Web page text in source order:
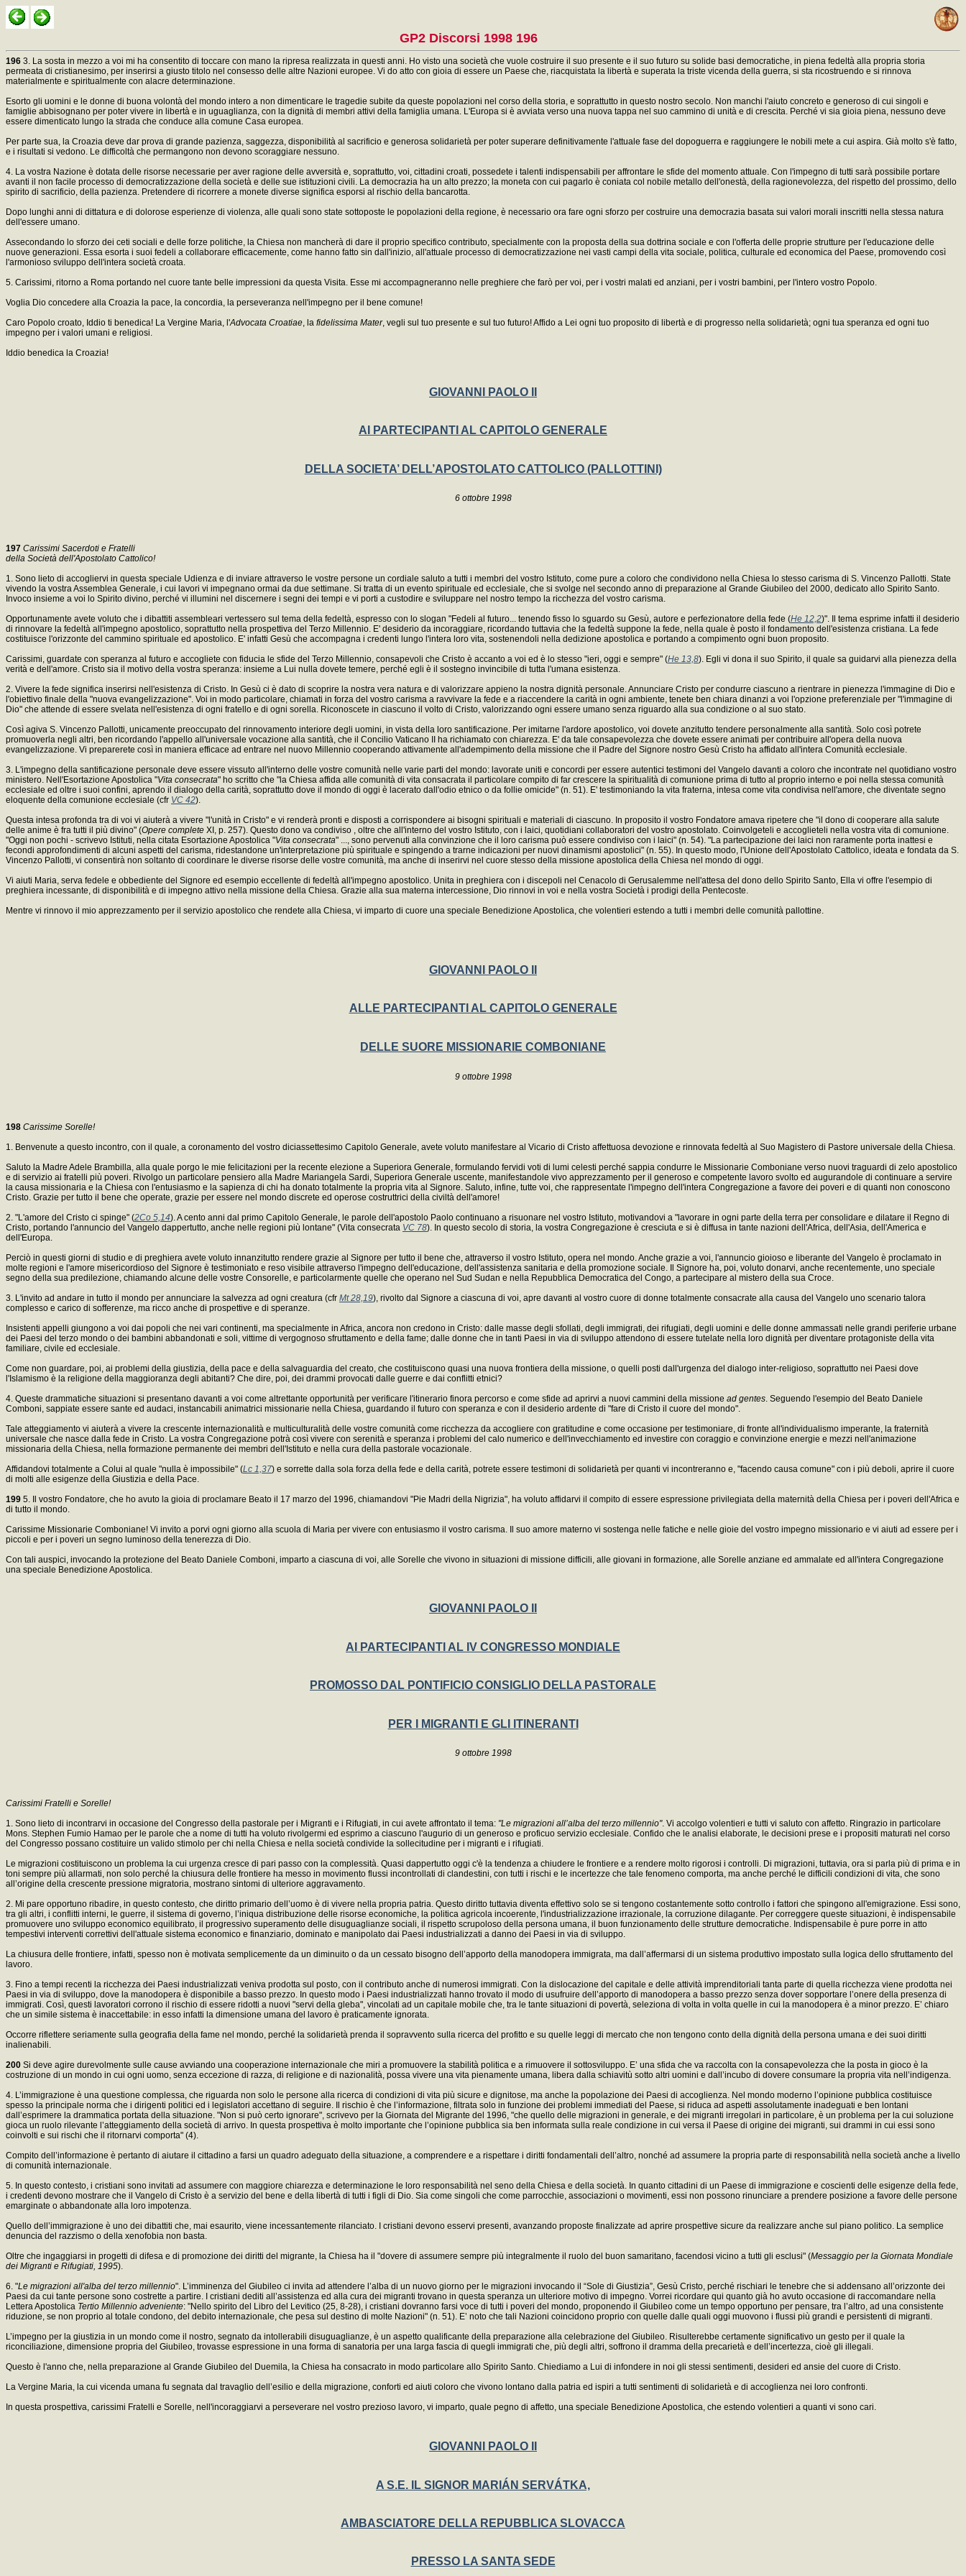
GP2 Discorsi 1998 196
196 3. La sosta in mezzo a voi mi ha consentito di toccare con mano la ripresa realizzata in questi anni. Ho visto una società che vuole costruire il suo presente e il suo futuro su solide basi democratiche, in piena fedeltà alla propria storia
permeata di cristianesimo, per inserirsi a giusto titolo nel consesso delle altre Nazioni europee. Vi do atto con gioia di essere un Paese che, riacquistata la libertà e superata la triste vicenda della guerra, si sta ricostruendo e si rinnova
materialmente e spiritualmente con alacre determinazione.
Esorto gli uomini e le donne di buona volontà del mondo intero a non dimenticare le tragedie subite da queste popolazioni nel corso della storia, e soprattutto in questo nostro secolo. Non manchi l'aiuto concreto e generoso di cui singoli e
famiglie abbisognano per poter vivere in libertà e in uguaglianza, con la dignità di membri attivi della famiglia umana. L'Europa si è avviata verso una nuova tappa nel suo cammino di unità e di crescita. Perché vi sia gioia piena, nessuno deve
essere dimenticato lungo la strada che conduce alla comune Casa europea.
Per parte sua, la Croazia deve dar prova di grande pazienza, saggezza, disponibilità al sacrificio e generosa solidarietà per poter superare definitivamente l'attuale fase del dopoguerra e raggiungere le nobili mete a cui aspira. Già molto s'è fatto,
e i risultati si vedono. Le difficoltà che permangono non devono scoraggiare nessuno.
4. La vostra Nazione è dotata delle risorse necessarie per aver ragione delle avversità e, soprattutto, voi, cittadini croati, possedete i talenti indispensabili per affrontare le sfide del momento attuale. Con l'impegno di tutti sarà possibile portare
avanti il non facile processo di democratizzazione della società e delle sue istituzioni civili. La democrazia ha un alto prezzo; la moneta con cui pagarlo è coniata col nobile metallo dell'onestà, della ragionevolezza, del rispetto del prossimo, dello
spirito di sacrificio, della pazienza. Pretendere di ricorrere a monete diverse significa esporsi al rischio della bancarotta.
Dopo lunghi anni di dittatura e di dolorose esperienze di violenza, alle quali sono state sottoposte le popolazioni della regione, è necessario ora fare ogni sforzo per costruire una democrazia basata sui valori morali inscritti nella stessa natura
dell'essere umano.
Assecondando lo sforzo dei ceti sociali e delle forze politiche, la Chiesa non mancherà di dare il proprio specifico contributo, specialmente con la proposta della sua dottrina sociale e con l'offerta delle proprie strutture per l'educazione delle
nuove generazioni. Essa esorta i suoi fedeli a collaborare efficacemente, come hanno fatto sin dall'inizio, all'attuale processo di democratizzazione nei vasti campi della vita sociale, politica, culturale ed economica del Paese, promovendo così
l'armonioso sviluppo dell'intera società croata.
5. Carissimi, ritorno a Roma portando nel cuore tante belle impressioni da questa Visita. Esse mi accompagneranno nelle preghiere che farò per voi, per i vostri malati ed anziani, per i vostri bambini, per l'intero vostro Popolo.
Voglia Dio concedere alla Croazia la pace, la concordia, la perseveranza nell'impegno per il bene comune!
Caro Popolo croato, Iddio ti benedica! La Vergine Maria, l'Advocata Croatiae, la fidelissima Mater, vegli sul tuo presente e sul tuo futuro! Affido a Lei ogni tuo proposito di libertà e di progresso nella solidarietà; ogni tua speranza ed ogni tuo
impegno per i valori umani e religiosi.
Iddio benedica la Croazia!
GIOVANNI PAOLO II
AI PARTECIPANTI AL CAPITOLO GENERALE
DELLA SOCIETA’ DELL’APOSTOLATO CATTOLICO (PALLOTTINI)
6 ottobre 1998
197 Carissimi Sacerdoti e Fratelli
della Società dell'Apostolato Cattolico!
1. Sono lieto di accogliervi in questa speciale Udienza e di inviare attraverso le vostre persone un cordiale saluto a tutti i membri del vostro Istituto, come pure a coloro che condividono nella Chiesa lo stesso carisma di S. Vincenzo Pallotti. State
vivendo la vostra Assemblea Generale, i cui lavori vi impegnano ormai da due settimane. Si tratta di un evento spirituale ed ecclesiale, che si svolge nel secondo anno di preparazione al Grande Giubileo del 2000, dedicato allo Spirito Santo.
Invoco insieme a voi lo Spirito divino, perché vi illumini nel discernere i segni dei tempi e vi porti a custodire e sviluppare nel nostro tempo la ricchezza del vostro carisma.
Opportunamente avete voluto che i dibattiti assembleari vertessero sul tema della fedeltà, espresso con lo slogan "Fedeli al futuro... tenendo fisso lo sguardo su Gesù, autore e perfezionatore della fede (He 12,2)". Il tema esprime infatti il desiderio
di rinnovare la fedeltà all'impegno apostolico, soprattutto nella prospettiva del Terzo Millennio. E' desiderio da incoraggiare, ricordando tuttavia che la fedeltà suppone la fede, nella quale è posto il fondamento dell'esistenza cristiana. La fede
costituisce l'orizzonte del cammino spirituale ed apostolico. E' infatti Gesù che accompagna i credenti lungo l'intera loro vita, sostenendoli nella dedizione apostolica e portando a compimento ogni buon proposito.
Carissimi, guardate con speranza al futuro e accogliete con fiducia le sfide del Terzo Millennio, consapevoli che Cristo è accanto a voi ed è lo stesso "ieri, oggi e sempre" (He 13,8). Egli vi dona il suo Spirito, il quale sa guidarvi alla pienezza della
verità e dell'amore. Cristo sia il motivo della vostra speranza: insieme a Lui nulla dovete temere, perché egli è il sostegno invincibile di tutta l'umana esistenza.
2. Vivere la fede significa inserirsi nell'esistenza di Cristo. In Gesù ci è dato di scoprire la nostra vera natura e di valorizzare appieno la nostra dignità personale. Annunciare Cristo per condurre ciascuno a rientrare in pienezza l'immagine di Dio e
l'obiettivo finale della "nuova evangelizzazione". Voi in modo particolare, chiamati in forza del vostro carisma a ravvivare la fede e a riaccendere la carità in ogni ambiente, tenete ben chiara dinanzi a voi l'opzione preferenziale per "l'immagine di
Dio" che attende di essere svelata nell'esistenza di ogni fratello e di ogni sorella. Riconoscete in ciascuno il volto di Cristo, valorizzando ogni essere umano senza riguardo alla sua condizione o al suo stato.
Così agiva S. Vincenzo Pallotti, unicamente preoccupato del rinnovamento interiore degli uomini, in vista della loro santificazione. Per imitarne l'ardore apostolico, voi dovete anzitutto tendere personalmente alla santità. Solo così potrete
promuoverla negli altri, ben ricordando l'appello all'universale vocazione alla santità, che il Concilio Vaticano II ha richiamato con chiarezza. E' da tale consapevolezza che dovete essere animati per contribuire all'opera della nuova
evangelizzazione. Vi preparerete così in maniera efficace ad entrare nel nuovo Millennio cooperando attivamente all'adempimento della missione che il Padre del Signore nostro Gesù Cristo ha affidato all'intera Comunità ecclesiale.
3. L'impegno della santificazione personale deve essere vissuto all'interno delle vostre comunità nelle varie parti del mondo: lavorate uniti e concordi per essere autentici testimoni del Vangelo davanti a coloro che incontrate nel quotidiano vostro
ministero. Nell'Esortazione Apostolica "Vita consecrata" ho scritto che "la Chiesa affida alle comunità di vita consacrata il particolare compito di far crescere la spiritualità di comunione prima di tutto al proprio interno e poi nella stessa comunità
ecclesiale ed oltre i suoi confini, aprendo il dialogo della carità, soprattutto dove il mondo di oggi è lacerato dall'odio etnico o da follie omicide" (n. 51). E' testimoniando la vita fraterna, intesa come vita condivisa nell'amore, che diventate segno
eloquente della comunione ecclesiale (cfr VC 42).
Questa intesa profonda tra di voi vi aiuterà a vivere "l'unità in Cristo" e vi renderà pronti e disposti a corrispondere ai bisogni spirituali e materiali di ciascuno. In proposito il vostro Fondatore amava ripetere che "il dono di cooperare alla salute
delle anime è fra tutti il più divino" (Opere complete XI, p. 257). Questo dono va condiviso , oltre che all'interno del vostro Istituto, con i laici, quotidiani collaboratori del vostro apostolato. Coinvolgeteli e accoglieteli nella vostra vita di comunione.
"Oggi non pochi - scrivevo Istituti, nella citata Esortazione Apostolica "Vita consecrata" ..., sono pervenuti alla convinzione che il loro carisma può essere condiviso con i laici" (n. 54). "La partecipazione dei laici non raramente porta inattesi e
fecondi approfondimenti di alcuni aspetti del carisma, ridestandone un'interpretazione più spirituale e spingendo a trarne indicazioni per nuovi dinamismi apostolici" (n. 55). In questo modo, l'Unione dell'Apostolato Cattolico, ideata e fondata da S.
Vincenzo Pallotti, vi consentirà non soltanto di coordinare le diverse risorse delle vostre comunità, ma anche di inserirvi nel cuore stesso della missione apostolica della Chiesa nel mondo di oggi.
Vi aiuti Maria, serva fedele e obbediente del Signore ed esempio eccellente di fedeltà all'impegno apostolico. Unita in preghiera con i discepoli nel Cenacolo di Gerusalemme nell'attesa del dono dello Spirito Santo, Ella vi offre l'esempio di
preghiera incessante, di disponibilità e di impegno attivo nella missione della Chiesa. Grazie alla sua materna intercessione, Dio rinnovi in voi e nella vostra Società i prodigi della Pentecoste.
Mentre vi rinnovo il mio apprezzamento per il servizio apostolico che rendete alla Chiesa, vi imparto di cuore una speciale Benedizione Apostolica, che volentieri estendo a tutti i membri delle comunità pallottine.
GIOVANNI PAOLO II
ALLE PARTECIPANTI AL CAPITOLO GENERALE
DELLE SUORE MISSIONARIE COMBONIANE
9 ottobre 1998
198 Carissime Sorelle!
1. Benvenute a questo incontro, con il quale, a coronamento del vostro diciassettesimo Capitolo Generale, avete voluto manifestare al Vicario di Cristo affettuosa devozione e rinnovata fedeltà al Suo Magistero di Pastore universale della Chiesa.
Saluto la Madre Adele Brambilla, alla quale porgo le mie felicitazioni per la recente elezione a Superiora Generale, formulando fervidi voti di lumi celesti perché sappia condurre le Missionarie Comboniane verso nuovi traguardi di zelo apostolico
e di servizio ai fratelli più poveri. Rivolgo un particolare pensiero alla Madre Mariangela Sardi, Superiora Generale uscente, manifestandole vivo apprezzamento per il generoso e competente lavoro svolto ed augurandole di continuare a servire
la causa missionaria e la Chiesa con l'entusiasmo e la sapienza di chi ha donato totalmente la propria vita al Signore. Saluto, infine, tutte voi, che rappresentate l'impegno dell'intera Congregazione a favore dei poveri e di quanti non conoscono
Cristo. Grazie per tutto il bene che operate, grazie per essere nel mondo discrete ed operose costruttrici della civiltà dell'amore!
2. "L'amore del Cristo ci spinge" (2Co 5,14). A cento anni dal primo Capitolo Generale, le parole dell'apostolo Paolo continuano a risuonare nel vostro Istituto, motivandovi a "lavorare in ogni parte della terra per consolidare e dilatare il Regno di
Cristo, portando l'annuncio del Vangelo dappertutto, anche nelle regioni più lontane" (Vita consecrata VC 78). In questo secolo di storia, la vostra Congregazione è cresciuta e si è diffusa in tante nazioni dell'Africa, dell'Asia, dell'America e
dell'Europa.
Perciò in questi giorni di studio e di preghiera avete voluto innanzitutto rendere grazie al Signore per tutto il bene che, attraverso il vostro Istituto, opera nel mondo. Anche grazie a voi, l'annuncio gioioso e liberante del Vangelo è proclamato in
molte regioni e l'amore misericordioso del Signore è testimoniato e reso visibile attraverso l'impegno dell'educazione, dell'assistenza sanitaria e della promozione sociale. Il Signore ha, poi, voluto donarvi, anche recentemente, uno speciale
segno della sua predilezione, chiamando alcune delle vostre Consorelle, e particolarmente quelle che operano nel Sud Sudan e nella Repubblica Democratica del Congo, a partecipare al mistero della sua Croce.
3. L'invito ad andare in tutto il mondo per annunciare la salvezza ad ogni creatura (cfr Mt 28,19), rivolto dal Signore a ciascuna di voi, apre davanti al vostro cuore di donne totalmente consacrate alla causa del Vangelo uno scenario talora
complesso e carico di sofferenze, ma ricco anche di prospettive e di speranze.
Insistenti appelli giungono a voi dai popoli che nei vari continenti, ma specialmente in Africa, ancora non credono in Cristo: dalle masse degli sfollati, degli immigrati, dei rifugiati, degli uomini e delle donne ammassati nelle grandi periferie urbane
dei Paesi del terzo mondo o dei bambini abbandonati e soli, vittime di vergognoso sfruttamento e della fame; dalle donne che in tanti Paesi in via di sviluppo attendono di essere tutelate nella loro dignità per diventare protagoniste della vita
familiare, civile ed ecclesiale.
Come non guardare, poi, ai problemi della giustizia, della pace e della salvaguardia del creato, che costituiscono quasi una nuova frontiera della missione, o quelli posti dall'urgenza del dialogo inter-religioso, soprattutto nei Paesi dove
l'Islamismo è la religione della maggioranza degli abitanti? Che dire, poi, dei drammi provocati dalle guerre e dai conflitti etnici?
4. Queste drammatiche situazioni si presentano davanti a voi come altrettante opportunità per verificare l'itinerario finora percorso e come sfide ad aprirvi a nuovi cammini della missione ad gentes . Seguendo l'esempio del Beato Daniele
Comboni, sappiate essere sante ed audaci, instancabili animatrici missionarie nella Chiesa, guardando il futuro con speranza e con il desiderio ardente di "fare di Cristo il cuore del mondo".
Tale atteggiamento vi aiuterà a vivere la crescente internazionalità e multiculturalità delle vostre comunità come ricchezza da accogliere con gratitudine e come occasione per testimoniare, di fronte all'individualismo imperante, la fraternità
universale che nasce dalla fede in Cristo. La vostra Congregazione potrà così vivere con serenità e speranza i problemi del calo numerico e dell'invecchiamento ed investire con coraggio e convinzione energie e mezzi nell'animazione
missionaria della Chiesa, nella formazione permanente dei membri dell'Istituto e nella cura della pastorale vocazionale.
Affidandovi totalmente a Colui al quale "nulla è impossibile" (Lc 1,37) e sorrette dalla sola forza della fede e della carità, potrete essere testimoni di solidarietà per quanti vi incontreranno e, "facendo causa comune" con i più deboli, aprire il cuore
di molti alle esigenze della Giustizia e della Pace.
199 5. Il vostro Fondatore, che ho avuto la gioia di proclamare Beato il 17 marzo del 1996, chiamandovi "Pie Madri della Nigrizia", ha voluto affidarvi il compito di essere espressione privilegiata della maternità della Chiesa per i poveri dell'Africa e
di tutto il mondo.
Carissime Missionarie Comboniane! Vi invito a porvi ogni giorno alla scuola di Maria per vivere con entusiasmo il vostro carisma. Il suo amore materno vi sostenga nelle fatiche e nelle gioie del vostro impegno missionario e vi aiuti ad essere per i
piccoli e per i poveri un segno luminoso della tenerezza di Dio.
Con tali auspici, invocando la protezione del Beato Daniele Comboni, imparto a ciascuna di voi, alle Sorelle che vivono in situazioni di missione difficili, alle giovani in formazione, alle Sorelle anziane ed ammalate ed all'intera Congregazione
una speciale Benedizione Apostolica.
GIOVANNI PAOLO II
AI PARTECIPANTI AL IV CONGRESSO MONDIALE
PROMOSSO DAL PONTIFICIO CONSIGLIO DELLA PASTORALE
PER I MIGRANTI E GLI ITINERANTI
9 ottobre 1998
Carissimi Fratelli e Sorelle!
1. Sono lieto di incontrarvi in occasione del Congresso della pastorale per i Migranti e i Rifugiati, in cui avete affrontato il tema: "Le migrazioni all’alba del terzo millennio". Vi accolgo volentieri e tutti vi saluto con affetto. Ringrazio in particolare
Mons. Stephen Fumio Hamao per le parole che a nome di tutti ha voluto rivolgermi ed esprimo a ciascuno l'augurio di un generoso e proficuo servizio ecclesiale. Confido che le analisi elaborate, le decisioni prese e i propositi maturati nel corso
del Congresso possano costituire un valido stimolo per chi nella Chiesa e nella società condivide la sollecitudine per i migranti e i rifugiati.
Le migrazioni costituiscono un problema la cui urgenza cresce di pari passo con la complessità. Quasi dappertutto oggi c'è la tendenza a chiudere le frontiere e a rendere molto rigorosi i controlli. Di migrazioni, tuttavia, ora si parla più di prima e in
toni sempre più allarmati, non solo perché la chiusura delle frontiere ha messo in movimento flussi incontrollati di clandestini, con tutti i rischi e le incertezze che tale fenomeno comporta, ma anche perché le difficili condizioni di vita, che sono
all’origine della crescente pressione migratoria, mostrano sintomi di ulteriore aggravamento.
2. Mi pare opportuno ribadire, in questo contesto, che diritto primario dell’uomo è di vivere nella propria patria. Questo diritto tuttavia diventa effettivo solo se si tengono costantemente sotto controllo i fattori che spingono all'emigrazione. Essi sono,
tra gli altri, i conflitti interni, le guerre, il sistema di governo, l’iniqua distribuzione delle risorse economiche, la politica agricola incoerente, l'industrializzazione irrazionale, la corruzione dilagante. Per correggere queste situazioni, è indispensabile
promuovere uno sviluppo economico equilibrato, il progressivo superamento delle disuguaglianze sociali, il rispetto scrupoloso della persona umana, il buon funzionamento delle strutture democratiche. Indispensabile è pure porre in atto
tempestivi interventi correttivi dell'attuale sistema economico e finanziario, dominato e manipolato dai Paesi industrializzati a danno dei Paesi in via di sviluppo.
La chiusura delle frontiere, infatti, spesso non è motivata semplicemente da un diminuito o da un cessato bisogno dell’apporto della manodopera immigrata, ma dall’affermarsi di un sistema produttivo impostato sulla logica dello sfruttamento del
lavoro.
3. Fino a tempi recenti la ricchezza dei Paesi industrializzati veniva prodotta sul posto, con il contributo anche di numerosi immigrati. Con la dislocazione del capitale e delle attività imprenditoriali tanta parte di quella ricchezza viene prodotta nei
Paesi in via di sviluppo, dove la manodopera è disponibile a basso prezzo. In questo modo i Paesi industrializzati hanno trovato il modo di usufruire dell’apporto di manodopera a basso prezzo senza dover sopportare l’onere della presenza di
immigrati. Così, questi lavoratori corrono il rischio di essere ridotti a nuovi "servi della gleba", vincolati ad un capitale mobile che, tra le tante situazioni di povertà, seleziona di volta in volta quelle in cui la manodopera è a minor prezzo. E’ chiaro
che un simile sistema è inaccettabile: in esso infatti la dimensione umana del lavoro è praticamente ignorata.
Occorre riflettere seriamente sulla geografia della fame nel mondo, perché la solidarietà prenda il sopravvento sulla ricerca del profitto e su quelle leggi di mercato che non tengono conto della dignità della persona umana e dei suoi diritti
inalienabili.
200 Si deve agire durevolmente sulle cause avviando una cooperazione internazionale che miri a promuovere la stabilità politica e a rimuovere il sottosviluppo. E’ una sfida che va raccolta con la consapevolezza che la posta in gioco è la
costruzione di un mondo in cui ogni uomo, senza eccezione di razza, di religione e di nazionalità, possa vivere una vita pienamente umana, libera dalla schiavitù sotto altri uomini e dall’incubo di dovere consumare la propria vita nell’indigenza.
4. L’immigrazione è una questione complessa, che riguarda non solo le persone alla ricerca di condizioni di vita più sicure e dignitose, ma anche la popolazione dei Paesi di accoglienza. Nel mondo moderno l’opinione pubblica costituisce
spesso la principale norma che i dirigenti politici ed i legislatori accettano di seguire. Il rischio è che l’informazione, filtrata solo in funzione dei problemi immediati del Paese, si riduca ad aspetti assolutamente inadeguati e ben lontani
dall’esprimere la drammatica portata della situazione. "Non si può certo ignorare", scrivevo per la Giornata del Migrante del 1996, "che quello delle migrazioni in generale, e dei migranti irregolari in particolare, è un problema per la cui soluzione
gioca un ruolo rilevante l’atteggiamento della società di arrivo. In questa prospettiva è molto importante che l’opinione pubblica sia ben informata sulla reale condizione in cui versa il Paese di origine dei migranti, sui drammi in cui essi sono
coinvolti e sui rischi che il ritornarvi comporta" (4).
Compito dell’informazione è pertanto di aiutare il cittadino a farsi un quadro adeguato della situazione, a comprendere e a rispettare i diritti fondamentali dell’altro, nonché ad assumere la propria parte di responsabilità nella società anche a livello
di comunità internazionale.
5. In questo contesto, i cristiani sono invitati ad assumere con maggiore chiarezza e determinazione le loro responsabilità nel seno della Chiesa e della società. In quanto cittadini di un Paese di immigrazione e coscienti delle esigenze della fede,
i credenti devono mostrare che il Vangelo di Cristo è a servizio del bene e della libertà di tutti i figli di Dio. Sia come singoli che come parrocchie, associazioni o movimenti, essi non possono rinunciare a prendere posizione a favore delle persone
emarginate o abbandonate alla loro impotenza.
Quello dell’immigrazione è uno dei dibattiti che, mai esaurito, viene incessantemente rilanciato. I cristiani devono esservi presenti, avanzando proposte finalizzate ad aprire prospettive sicure da realizzare anche sul piano politico. La semplice
denuncia del razzismo o della xenofobia non basta.
Oltre che ingaggiarsi in progetti di difesa e di promozione dei diritti del migrante, la Chiesa ha il "dovere di assumere sempre più integralmente il ruolo del buon samaritano, facendosi vicino a tutti gli esclusi" (Messaggio per la Giornata Mondiale
dei Migranti e Rifugiati, 1995).
6. "Le migrazioni all'alba del terzo millennio". L’imminenza del Giubileo ci invita ad attendere l’alba di un nuovo giorno per le migrazioni invocando il “Sole di Giustizia”, Gesù Cristo, perché rischiari le tenebre che si addensano all’orizzonte dei
Paesi da cui tante persone sono costrette a partire. I cristiani dediti all’assistenza ed alla cura dei migranti trovano in questa speranza un ulteriore motivo di impegno. Vorrei ricordare qui quanto già ho avuto occasione di raccomandare nella
Lettera Apostolica Tertio Millennio adveniente: "Nello spirito del Libro del Levitico (25, 8-28), i cristiani dovranno farsi voce di tutti i poveri del mondo, proponendo il Giubileo come un tempo opportuno per pensare, tra l’altro, ad una consistente
riduzione, se non proprio al totale condono, del debito internazionale, che pesa sul destino di molte Nazioni" (n. 51). E’ noto che tali Nazioni coincidono proprio con quelle dalle quali oggi muovono i flussi più grandi e persistenti di migranti.
L’impegno per la giustizia in un mondo come il nostro, segnato da intollerabili disuguaglianze, è un aspetto qualificante della preparazione alla celebrazione del Giubileo. Risulterebbe certamente significativo un gesto per il quale la
riconciliazione, dimensione propria del Giubileo, trovasse espressione in una forma di sanatoria per una larga fascia di quegli immigrati che, più degli altri, soffrono il dramma della precarietà e dell’incertezza, cioè gli illegali.
Questo è l'anno che, nella preparazione al Grande Giubileo del Duemila, la Chiesa ha consacrato in modo particolare allo Spirito Santo. Chiediamo a Lui di infondere in noi gli stessi sentimenti, desideri ed ansie del cuore di Cristo.
La Vergine Maria, la cui vicenda umana fu segnata dal travaglio dell’esilio e della migrazione, conforti ed aiuti coloro che vivono lontano dalla patria ed ispiri a tutti sentimenti di solidarietà e di accoglienza nei loro confronti.
In questa prospettiva, carissimi Fratelli e Sorelle, nell'incoraggiarvi a perseverare nel vostro prezioso lavoro, vi imparto, quale pegno di affetto, una speciale Benedizione Apostolica, che estendo volentieri a quanti vi sono cari.
GIOVANNI PAOLO II
A S.E. IL SIGNOR MARIÁN SERVÁTKA,
AMBASCIATORE DELLA REPUBBLICA SLOVACCA
PRESSO LA SANTA SEDE